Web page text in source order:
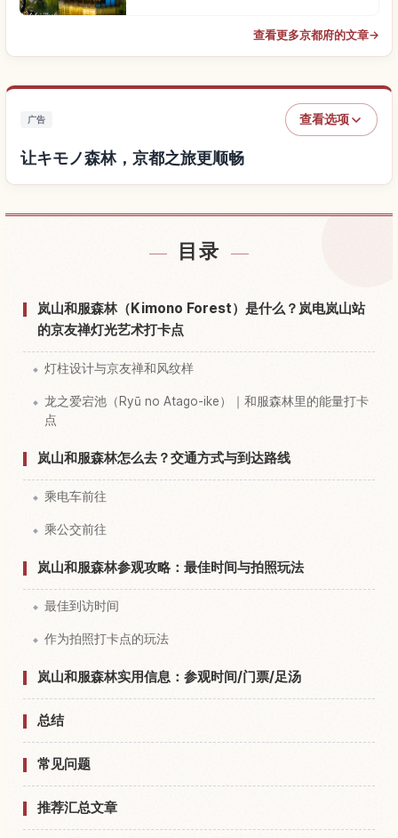
查看更多京都府的文章→
广告 查看选项
让キモノ森林，京都之旅更顺畅
目录
岚山和服森林（Kimono Forest）是什么？岚电岚山站
的京友禅灯光艺术打卡点
灯柱设计与京友禅和风纹样
龙之爱宕池（Ryū no Atago-ike）｜和服森林里的能量打卡
点
岚山和服森林怎么去？交通方式与到达路线
乘电车前往
乘公交前往
岚山和服森林参观攻略：最佳时间与拍照玩法
最佳到访时间
作为拍照打卡点的玩法
岚山和服森林实用信息：参观时间/门票/足汤
总结
常见问题
推荐汇总文章